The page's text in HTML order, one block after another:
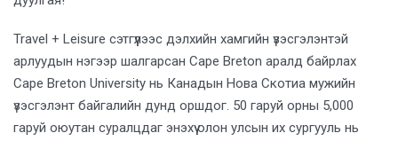
Travel + Leisure сэтгүүлээс дэлхийн хамгийн үзэсгэлэнтэй
арлуудын нэгээр шалгарсан Cape Breton аралд байрлах
Cape Breton University нь Канадын Нова Скотиа мужийн
үзэсгэлэнт байгалийн дунд оршдог. 50 гаруй орны 5,000
гаруй оюутан суралцдаг энэхүү олон улсын их сургууль нь